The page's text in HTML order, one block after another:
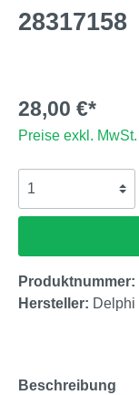
28317158
28,00 €*
Preise exkl. MwSt.
Produktnummer:
Hersteller: Delphi
Beschreibung